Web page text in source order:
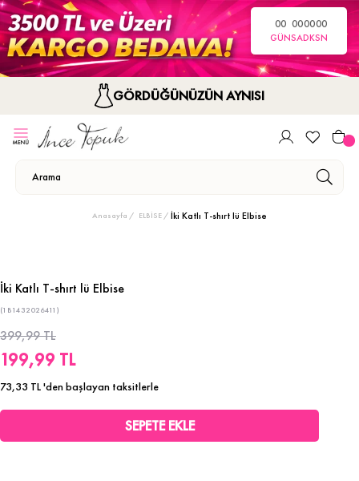
00
GÜN
00
SA
00
DK
00
SN
GÖRDÜĞÜNÜZÜN AYNISI
Anasayfa ELBİSE İki Katlı T-shırt lü Elbise
İki Katlı T-shırt lü Elbise
(1B1432026411)
399,99 TL
199,99 TL
73,33 TL'den başlayan taksitlerle